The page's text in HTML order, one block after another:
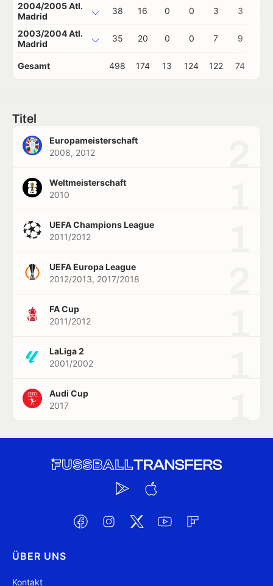
2004/2005 Atl.
Madrid
38 16 0 0 3 3
2003/2004 Atl.
Madrid
35 20 0 0 7 9
Gesamt 498 174 13 124 122 74
Titel
Europameisterschaft
2008, 2012
Weltmeisterschaft
2010
UEFA Champions League
2011/2012
UEFA Europa League
2012/2013, 2017/2018
FA Cup
2011/2012
LaLiga 2
2001/2002
Audi Cup
2017
ÜBER UNS
Kontakt